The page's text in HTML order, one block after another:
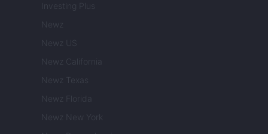
Investing Plus
Newz
Newz US
Newz California
Newz Texas
Newz Florida
Newz New York